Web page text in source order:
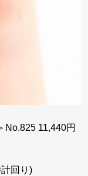
No.825 11,440円
回り)